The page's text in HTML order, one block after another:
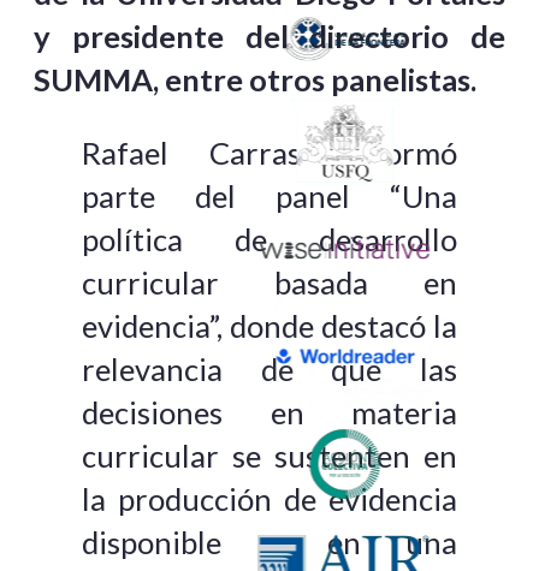
y presidente del directorio de
SUMMA, entre otros panelistas.
Rafael Carrasco formó
parte del panel “Una
política de desarrollo
curricular basada en
evidencia”, donde destacó la
relevancia de que las
decisiones en materia
curricular se sustenten en
la producción de evidencia
disponible y en una